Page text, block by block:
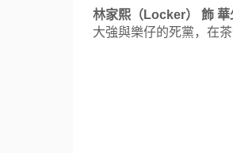
林家熙（ Locker） 飾 華
大強與樂仔的死黨，在